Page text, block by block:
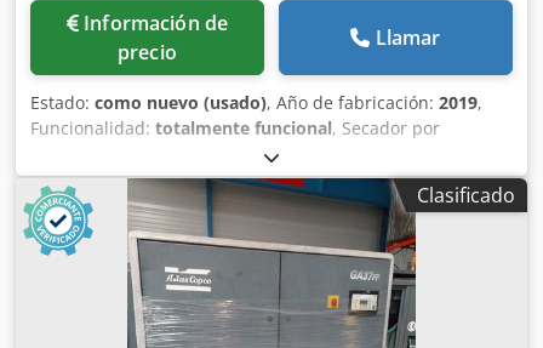
Información de
precio
Llamar
Estado: como nuevo (usado), Año de fabricación: 2019,
Funcionalidad: totalmente funcional, Secador por
refrigeración Atlas Copco FX6, usado 2,34 m³/min 14 bares
Crjdpfx Aezrtbiobysf Año de fabricación: 2019
Clasificado